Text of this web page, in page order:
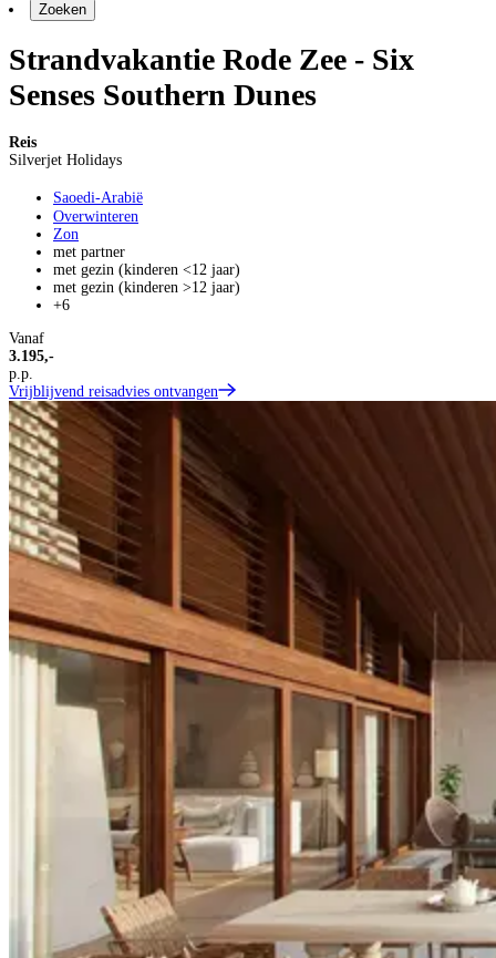
Zoeken
Strandvakantie Rode Zee - Six
Senses Southern Dunes
Reis
Silverjet Holidays
Saoedi-Arabië
Overwinteren
Zon
met partner
met gezin (kinderen <12 jaar)
met gezin (kinderen >12 jaar)
+6
Vanaf
3.195,-
p.p.
Vrijblijvend reisadvies ontvangen